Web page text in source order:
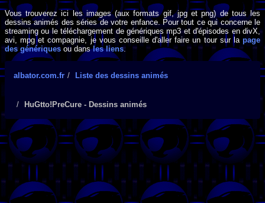
Vous trouverez ici les images (aux formats gif, jpg et png) de tous les
dessins animés des séries de votre enfance. Pour tout ce qui concerne le
streaming ou le téléchargement de génériques mp3 et d'épisodes en divX,
avi, mpg et compagnie, je vous conseille d'aller faire un tour sur la page
des génériques ou dansles liens.
albator.com.fr Liste des dessins animés
HuGtto!PreCure - Dessins animés